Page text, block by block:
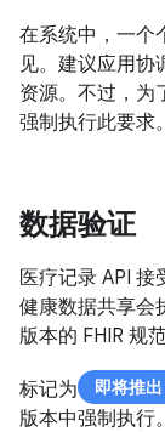
在系统中，一个
见。建议应用协
资源。不过，为
强制执行此要求。
数据验证
医疗记录 API 接
健康数据共享会
版本的 FHIR 规范
标记为 即将推出
版本中强制执行